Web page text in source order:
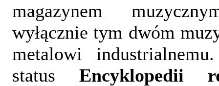
magazynem
wyłącznie tym dwóm
metalowi
status Encyklopedii